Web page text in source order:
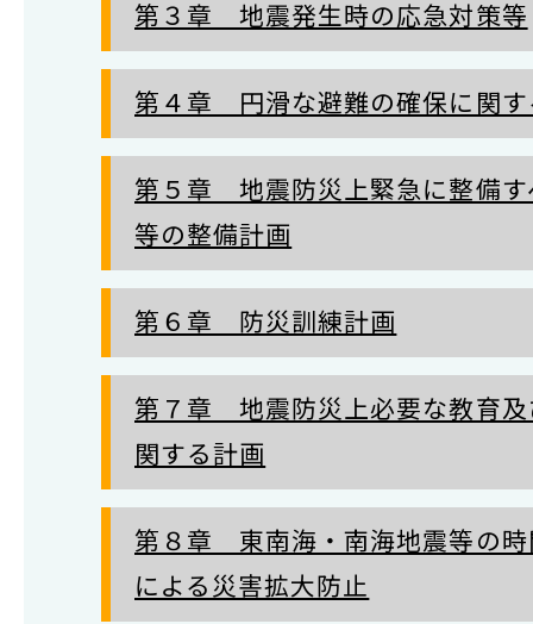
第３章 地震発生時の応急対策等
第４章 円滑な避難の確保に関す
第５章 地震防災上緊急に整備す
等の整備計画
第６章 防災訓練計画
第７章 地震防災上必要な教育及
関する計画
第８章 東南海・南海地震等の時
による災害拡大防止